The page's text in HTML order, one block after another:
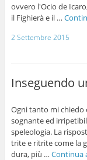
ovvero l'Ocio de
il Fighierà e il …
2 Settembre 2015
Inseguendo
Ogni tanto mi chiedo
sognante ed
speleologia. La
trite e ritrite come la
dura, più … Continua